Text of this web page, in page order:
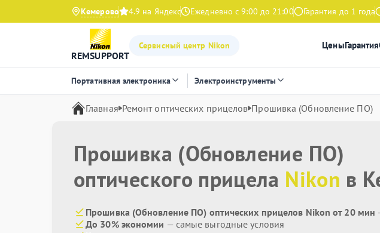
Кемерово 4.9 на Яндекс Ежедневно с 9:00 до 21:00 Гарантия до 1 года
REMSUPPORT
Сервисный центр Nikon ЦеныГарантия
Портативная электроника Электроинструменты
Главная Ремонт оптических прицелов Прошивка (Обновление ПО)
Прошивка (Обновление ПО)
оптического прицела Nikon в
Прошивка (Обновление ПО) оптических прицелов Nikon от 20 мин
До 30% экономии — самые выгодные условия